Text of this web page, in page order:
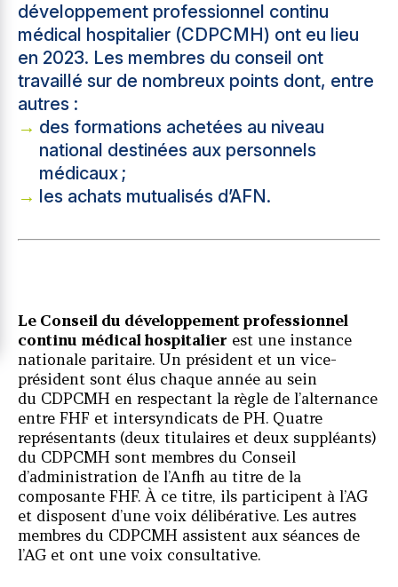
développement professionnel continu
médical hospitalier (CDPCMH) ont eu lieu
en 2023. Les membres du conseil ont
travaillé sur de nombreux points dont, entre
autres :
des formations achetées au niveau
national destinées aux personnels
médicaux ;
les achats mutualisés d’AFN.
Le Conseil du développement professionnel
continu médical hospitalier est une instance
nationale paritaire. Un président et un vice-
président sont élus chaque année au sein
du CDPCMH en respectant la règle de l’alternance
entre FHF et intersyndicats de PH. Quatre
représentants (deux titulaires et deux suppléants)
du CDPCMH sont membres du Conseil
d’administration de l’Anfh au titre de la
composante FHF. À ce titre, ils participent à l’AG
et disposent d’une voix délibérative. Les autres
membres du CDPCMH assistent aux séances de
l’AG et ont une voix consultative.